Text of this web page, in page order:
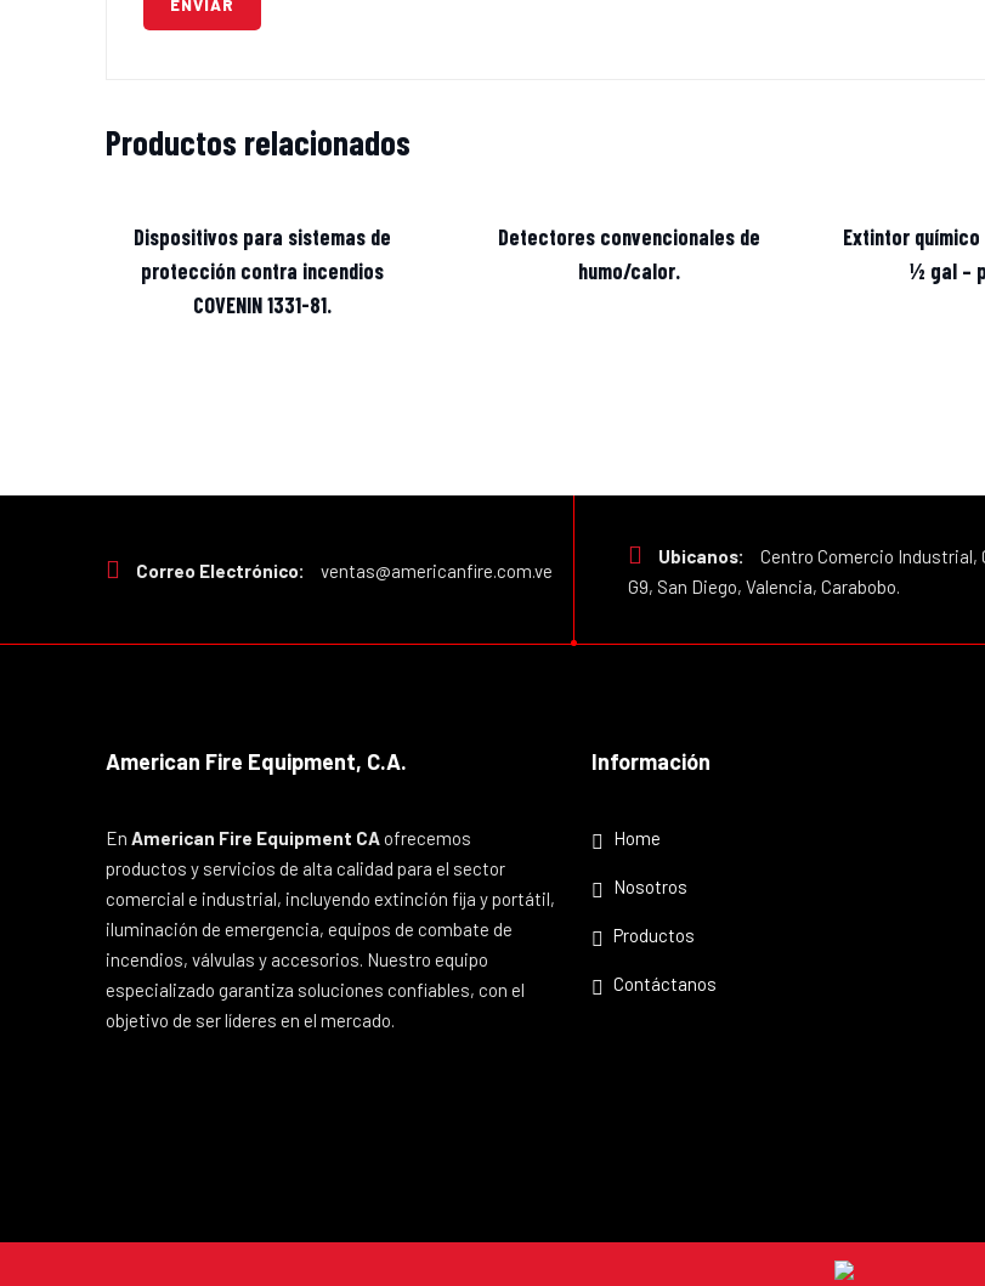
Productos relacionados
Dispositivos para sistemas de
protección contra incendios
COVENIN 1331-81.
Detectores convencionales de
humo/calor.
Extintor
½ gal –
Correo Electrónico: ventas@americanfire.com.ve
Ubicanos:
Centro Comercio Industrial,
G9, San Diego, Valencia, Carabobo.
American Fire Equipment, C.A.
En American Fire Equipment CAofrecemos
productos y servicios de alta calidad para el sector
comercial e industrial, incluyendo extinción fija y portátil,
iluminación de emergencia, equipos de combate de
incendios, válvulas y accesorios. Nuestro equipo
especializado garantiza soluciones confiables, con el
objetivo de ser líderes en el mercado.
Información
Home
Nosotros
Productos
Contáctanos